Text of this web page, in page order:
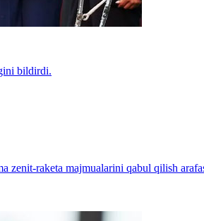
bildirdi.
zenit-raketa majmualarini qabul qilish